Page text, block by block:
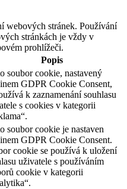
webových stránek. Používání
stránkách je vždy v
prohlížeči.
Popis
soubor cookie, nastavený
GDPR Cookie Consent,
k zaznamenání souhlasu
s cookies v kategorii
soubor cookie je nastaven
GDPR Cookie Consent.
cookie se používá k uložení
uživatele s používáním
cookie v kategorii